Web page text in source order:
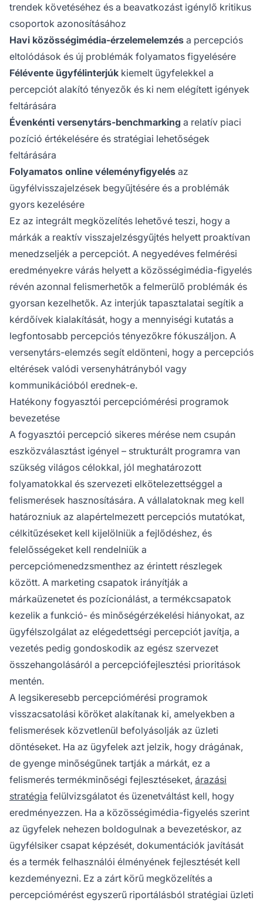
trendek követéséhez és a beavatkozást igénylő kritikus
csoportok azonosításához
Havi közösségimédia-érzelemelemzés a percepciós
eltolódások és új problémák folyamatos figyelésére
Félévente ügyfélinterjúk kiemelt ügyfelekkel a
percepciót alakító tényezők és ki nem elégített igények
feltárására
Évenkénti versenytárs-benchmarking a relatív piaci
pozíció értékelésére és stratégiai lehetőségek
feltárására
Folyamatos online véleményfigyelés az
ügyfélvisszajelzések begyűjtésére és a problémák
gyors kezelésére
Ez az integrált megközelítés lehetővé teszi, hogy a
márkák a reaktív visszajelzésgyűjtés helyett proaktívan
menedzseljék a percepciót. A negyedéves felmérési
eredményekre várás helyett a közösségimédia-figyelés
révén azonnal felismerhetők a felmerülő problémák és
gyorsan kezelhetők. Az interjúk tapasztalatai segítik a
kérdőívek kialakítását, hogy a mennyiségi kutatás a
legfontosabb percepciós tényezőkre fókuszáljon. A
versenytárs-elemzés segít eldönteni, hogy a percepciós
eltérések valódi versenyhátrányból vagy
kommunikációból erednek-e.
Hatékony fogyasztói percepciómérési programok
bevezetése
A fogyasztói percepció sikeres mérése nem csupán
eszközválasztást igényel – strukturált programra van
szükség világos célokkal, jól meghatározott
folyamatokkal és szervezeti elkötelezettséggel a
felismerések hasznosítására. A vállalatoknak meg kell
határozniuk az alapértelmezett percepciós mutatókat,
célkitűzéseket kell kijelölniük a fejlődéshez, és
felelősségeket kell rendelniük a
percepciómenedzsmenthez az érintett részlegek
között. A marketing csapatok irányítják a
márkaüzenetet és pozícionálást, a termékcsapatok
kezelik a funkció- és minőségérzékelési hiányokat, az
ügyfélszolgálat az elégedettségi percepciót javítja, a
vezetés pedig gondoskodik az egész szervezet
összehangolásáról a percepciófejlesztési prioritások
mentén.
A legsikeresebb percepciómérési programok
visszacsatolási köröket alakítanak ki, amelyekben a
felismerések közvetlenül befolyásolják az üzleti
döntéseket. Ha az ügyfelek azt jelzik, hogy drágának,
de gyenge minőségűnek tartják a márkát, ez a
felismerés termékminőségi fejlesztéseket, árazási
stratégia felülvizsgálatot és üzenetváltást kell, hogy
eredményezzen. Ha a közösségimédia-figyelés szerint
az ügyfelek nehezen boldogulnak a bevezetéskor, az
ügyfélsiker csapat képzését, dokumentációk javítását
és a termék felhasználói élményének fejlesztését kell
kezdeményezni. Ez a zárt körű megközelítés a
percepciómérést egyszerű riportálásból stratégiai üzleti